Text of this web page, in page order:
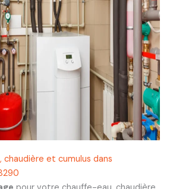
et cumulus dans